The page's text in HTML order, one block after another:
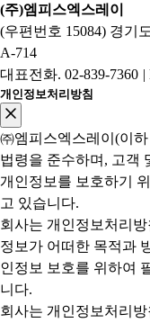
(주)엠피스엑스레이
(우편번호 15084) 경기
A-714
대표전화. 02-839-7360 |
개인정보처리방침
㈜엠피스엑스레이(이
법령을 준수하며, 고객
개인정보를 보호하기
고 있습니다.
회사는 개인정보처리
정보가 어떠한 목적과
인정보 보호를 위하여
니다.
회사는 개인정보처리